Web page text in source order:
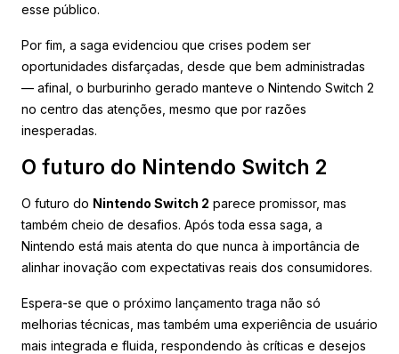
esse público.
Por fim, a saga evidenciou que crises podem ser
oportunidades disfarçadas, desde que bem administradas
— afinal, o burburinho gerado manteve o Nintendo Switch 2
no centro das atenções, mesmo que por razões
inesperadas.
O futuro do Nintendo Switch 2
O futuro do Nintendo Switch 2 parece promissor, mas
também cheio de desafios. Após toda essa saga, a
Nintendo está mais atenta do que nunca à importância de
alinhar inovação com expectativas reais dos consumidores.
Espera-se que o próximo lançamento traga não só
melhorias técnicas, mas também uma experiência de usuário
mais integrada e fluida, respondendo às críticas e desejos